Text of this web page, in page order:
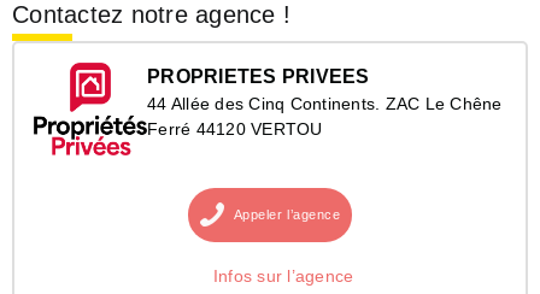
Contactez notre agence !
PROPRIETES PRIVEES
44 Allée des Cinq Continents. ZAC Le Chêne
Ferré 44120 VERTOU
Appeler l’agence
Infos sur l’agence